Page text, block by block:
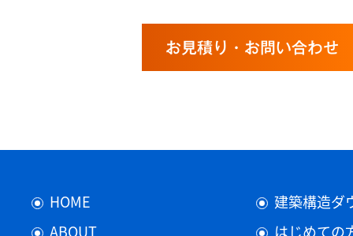
お見積り・お問い合わせ
HOME
ABOUT
建築構造ダ
はじめての